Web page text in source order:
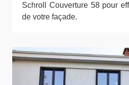
Schroll Couverture 58 pour
de votre façade.